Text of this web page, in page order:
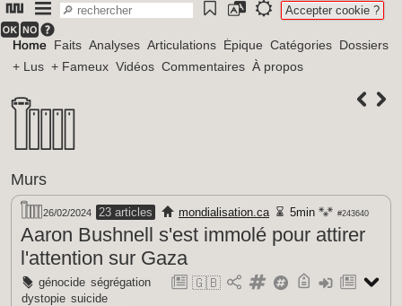
Accepter cookie ?
Home Faits Analyses Articulations Épique Catégories Dossiers
+ Lus + Fameux Vidéos Commentaires À propos
Murs
26/02/2024 23 articles mondialisation.ca 5min #243640
Aaron Bushnell s'est immolé pour attirer
l'attention sur Gaza
🇬🇧
génocide ségrégation
dystopie suicide